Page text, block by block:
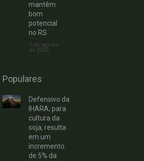
mantêm
bom
potencial
no RS
7 de agosto
de 2026
Populares
Defensivo da
IHARA, para
cultura da
soja, resulta
em um
incremento
de 5% da